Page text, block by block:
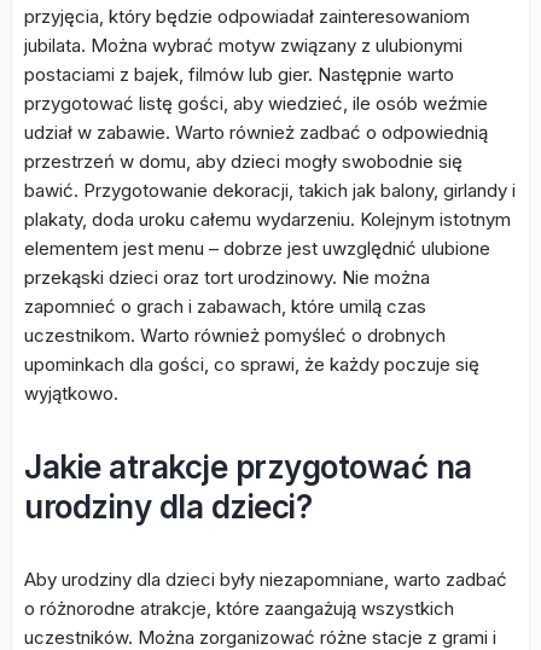
przyjęcia, który będzie odpowiadał zainteresowaniom
jubilata. Można wybrać motyw związany z ulubionymi
postaciami z bajek, filmów lub gier. Następnie warto
przygotować listę gości, aby wiedzieć, ile osób weźmie
udział w zabawie. Warto również zadbać o odpowiednią
przestrzeń w domu, aby dzieci mogły swobodnie się
bawić. Przygotowanie dekoracji, takich jak balony, girlandy i
plakaty, doda uroku całemu wydarzeniu. Kolejnym istotnym
elementem jest menu – dobrze jest uwzględnić ulubione
przekąski dzieci oraz tort urodzinowy. Nie można
zapomnieć o grach i zabawach, które umilą czas
uczestnikom. Warto również pomyśleć o drobnych
upominkach dla gości, co sprawi, że każdy poczuje się
wyjątkowo.
Jakie atrakcje przygotować na
urodziny dla dzieci?
Aby urodziny dla dzieci były niezapomniane, warto zadbać
o różnorodne atrakcje, które zaangażują wszystkich
uczestników. Można zorganizować różne stacje z grami i